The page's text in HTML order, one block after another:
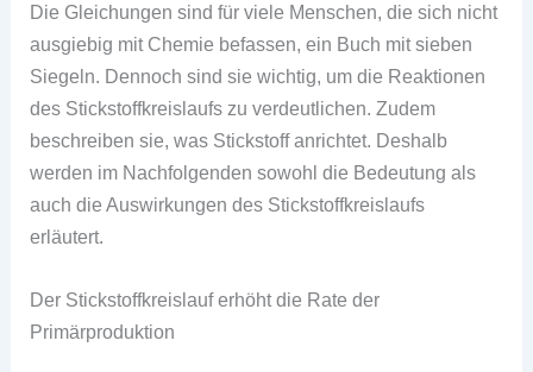
Die Gleichungen sind für viele Menschen, die sich nicht
ausgiebig mit Chemie befassen, ein Buch mit sieben
Siegeln. Dennoch sind sie wichtig, um die Reaktionen
des Stickstoffkreislaufs zu verdeutlichen. Zudem
beschreiben sie, was Stickstoff anrichtet. Deshalb
werden im Nachfolgenden sowohl die Bedeutung als
auch die Auswirkungen des Stickstoffkreislaufs
erläutert.
Der Stickstoffkreislauf erhöht die Rate der
Primärproduktion